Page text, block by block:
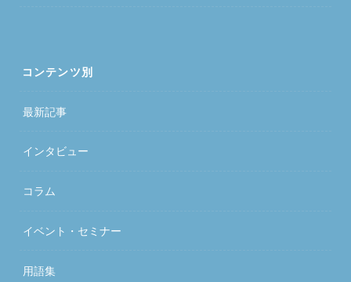
コンテンツ別
最新記事
インタビュー
コラム
イベント・セミナー
用語集